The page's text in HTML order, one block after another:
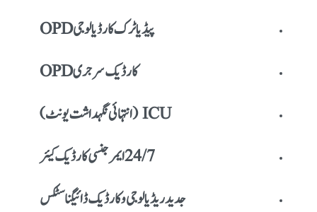
پیڈیاٹرک کارڈیالوجی OPD
کارڈیک سرجری OPD
ICU (انتہائی نگہداشت یونٹ)
24/7 ایمرجنسی کارڈیک کیئر
جدید ریڈیالوجی و کارڈیک ڈائیگناسٹکس